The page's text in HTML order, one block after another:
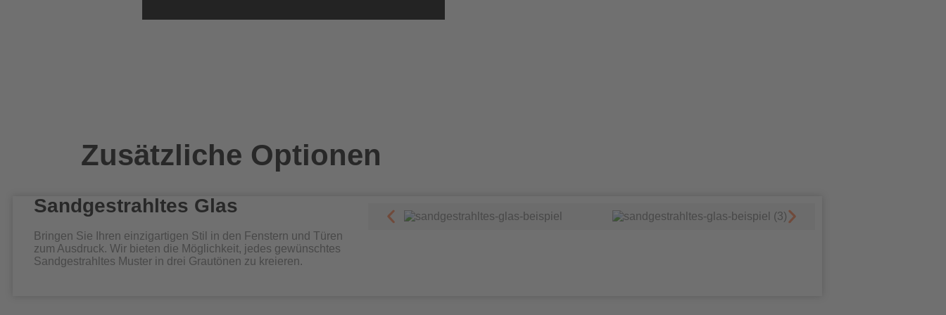
Zusätzliche Optionen
Sandgestrahltes Glas
Bringen Sie Ihren einzigartigen Stil in den Fenstern und Türen
zum Ausdruck. Wir bieten die Möglichkeit, jedes gewünschtes
Sandgestrahltes Muster in drei Grautönen zu kreieren.